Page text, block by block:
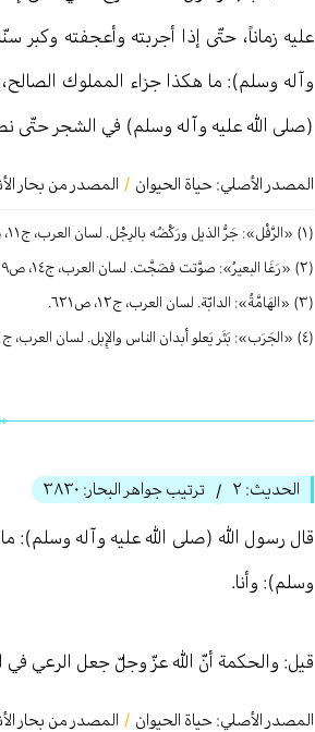
عليه زماناً، حتّى إذا أجربته وأعجفته
وآله وسلم): ما هكذا جزاء المملوك
(صلى الله عليه وآله وسلم) في الشجر حتّى
المصدر الأصلي: حياة الحيوان / المصدر من بحار
(١) «الرَّفْل»: جَرُّ الذيل ورَكْضُه بالرِجْل. لسان العرب، ج١١، ص٢٩١.
(٢) «رَغَا البعيرُ»: صوَّتت فضَجَّت. لسان العرب، ج١٤، ص٣٢٩.
(٣) «الهَامَّةُ»: الدابّة. لسان العرب، ج١٢، ص٦٢١.
(٤) «الجَرَب»: بَثَر يَعلو أبدان الناس والإِبل. لسان العرب، ج١، ص٢٥٩.
الحديث: ٢ / ترتيب جواهر البحار: ٣٨٣٠
قال رسول الله (صلى الله عليه وآله وسلم):
وسلم): وأنا.
قيل: والحكمة أنّ الله عزّ وجلّ جعل الرعي في
المصدر الأصلي: حياة الحيوان / المصدر من بحار